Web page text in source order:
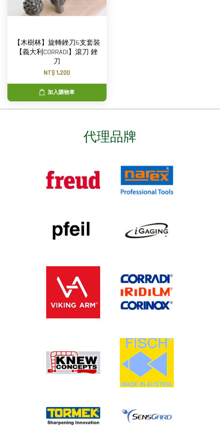
【木樹林】旋轉銼刀6支套裝
【義大利CORRADI】滾刀 銼
刀
NT$ 1,200
加入購物車
代理品牌